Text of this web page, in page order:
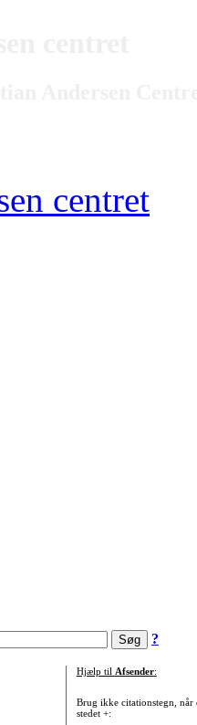
centret
?
Hjælp til Afsender:
Brug ikke citationstegn, når
stedet +: